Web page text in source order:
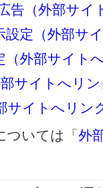
告（外部サイ
設定（外部サ
（外部サイト
部サイトへリ
サイトへリン
ついては「外